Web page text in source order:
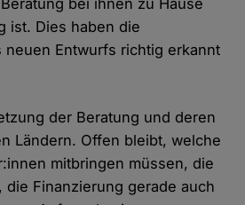
bei ihnen zu Hause
ist. Dies haben die
neuen Entwurfs richtig erkannt
der Beratung und deren
Ländern. Offen bleibt, welche
mitbringen müssen, die
die Finanzierung gerade auch